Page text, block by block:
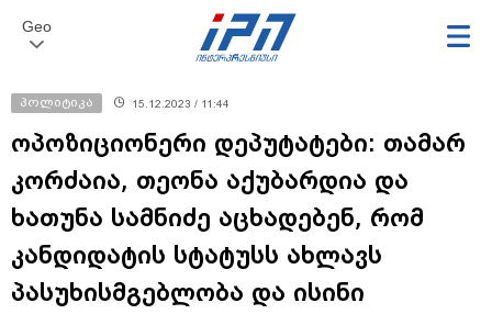
Geo
პოლიტიკა 15.12.2023 / 11:44
ოპოზიციონერი დეპუტატები: თამარ
კორძაია, თეონა აქუბარდია და
ხათუნა სამნიძე აცხადებენ, რომ
კანდიდატის სტატუსს ახლავს
პასუხისმგებლობა და ისინი